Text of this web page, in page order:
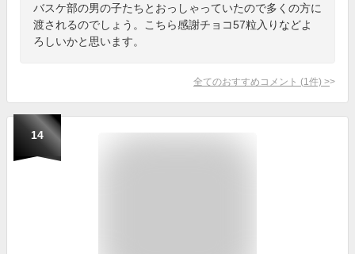
バスケ部の男の子たちとおっしゃっていたので多くの方に
渡されるのでしょう。こちら感謝チョコ57粒入りなどよ
ろしいかと思います。
全てのおすすめコメント (1 件) >
14